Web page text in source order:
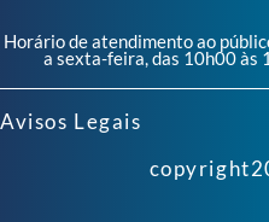
Horário de atendimento ao
a sexta-feira, das 10h00 às
Avisos Legais
copyright